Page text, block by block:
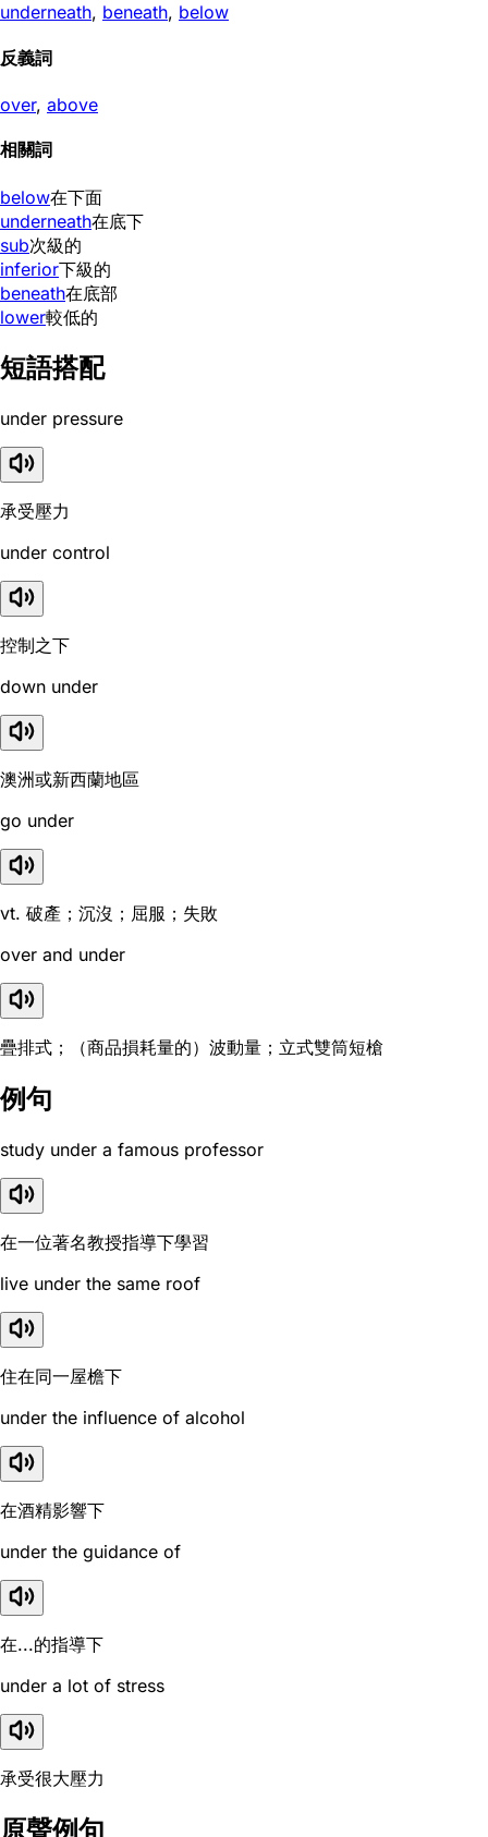
underneath, beneath, below
反義詞
over, above
相關詞
below在下面
underneath在底下
sub次級的
inferior下級的
beneath在底部
lower較低的
短語搭配
under pressure
承受壓力
under control
控制之下
down under
澳洲或新西蘭地區
go under
vt. 破產；沉沒；屈服；失敗
over and under
疊排式；（商品損耗量的）波動量；立式雙筒短槍
例句
study under a famous professor
在一位著名教授指導下學習
live under the same roof
住在同一屋檐下
under the influence of alcohol
在酒精影響下
under the guidance of
在...的指導下
under a lot of stress
承受很大壓力
原聲例句